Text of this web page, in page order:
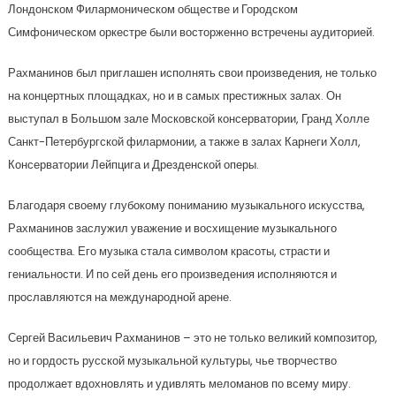
Лондонском Филармоническом обществе и Городском
Симфоническом оркестре были восторженно встречены аудиторией.
Рахманинов был приглашен исполнять свои произведения, не только
на концертных площадках, но и в самых престижных залах. Он
выступал в Большом зале Московской консерватории, Гранд Холле
Санкт-Петербургской филармонии, а также в залах Карнеги Холл,
Консерватории Лейпцига и Дрезденской оперы.
Благодаря своему глубокому пониманию музыкального искусства,
Рахманинов заслужил уважение и восхищение музыкального
сообщества. Его музыка стала символом красоты, страсти и
гениальности. И по сей день его произведения исполняются и
прославляются на международной арене.
Сергей Васильевич Рахманинов – это не только великий композитор,
но и гордость русской музыкальной культуры, чье творчество
продолжает вдохновлять и удивлять меломанов по всему миру.